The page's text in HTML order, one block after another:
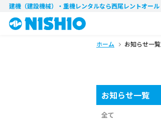
建機（建設機械）・重機レンタルなら西尾レントオール
ホーム お知らせ一覧
お知らせ一覧
全て